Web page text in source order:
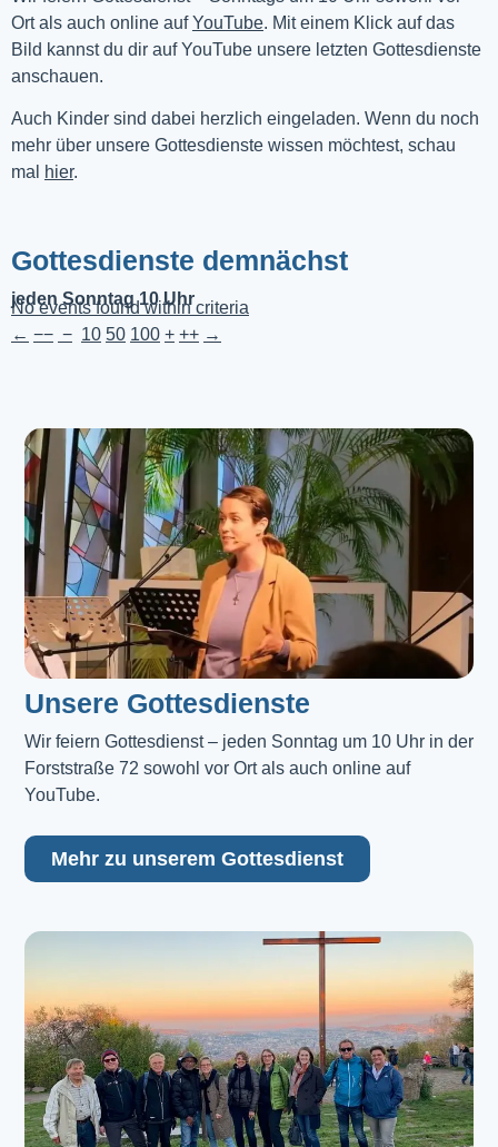
Ort als auch online auf YouTube. Mit einem Klick auf das
Bild kannst du dir auf YouTube unsere letzten Gottesdienste
anschauen.
Auch Kinder sind dabei herzlich eingeladen. Wenn du noch
mehr über unsere Gottesdienste wissen möchtest, schau
mal
hier.
Gottesdienste demnächst
jeden Sonntag 10 Uhr
No events found within criteria
← −− − 10 50 100 + ++ →
Unsere Gottesdienste
Wir feiern Gottesdienst – jeden Sonntag um 10 Uhr in der
Forststraße 72 sowohl vor Ort als auch online auf
YouTube.
Mehr zu unserem Gottesdienst